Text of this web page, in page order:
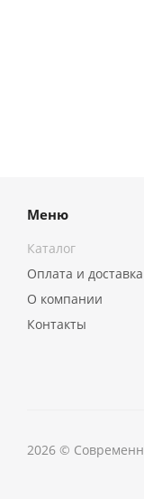
Меню
Каталог
Оплата и доставка
О компании
Контакты
2026 ©